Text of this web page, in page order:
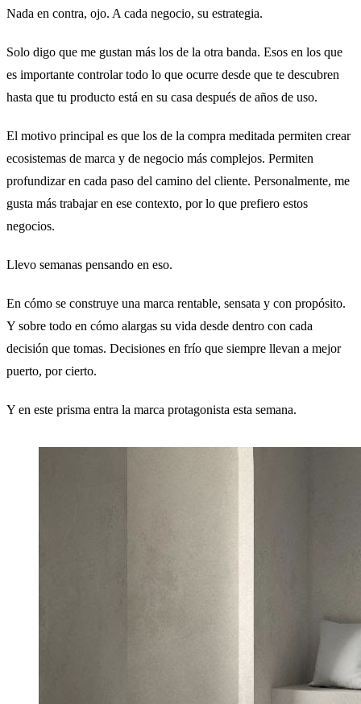
Nada en contra, ojo. A cada negocio, su estrategia.
Solo digo que me gustan más los de la otra banda. Esos en los que
es importante controlar todo lo que ocurre desde que te descubren
hasta que tu producto está en su casa después de años de uso.
El motivo principal es que los de la compra meditada permiten crear
ecosistemas de marca y de negocio más complejos. Permiten
profundizar en cada paso del camino del cliente. Personalmente, me
gusta más trabajar en ese contexto, por lo que prefiero estos
negocios.
Llevo semanas pensando en eso.
En cómo se construye una marca rentable, sensata y con propósito.
Y sobre todo en cómo alargas su vida desde dentro con cada
decisión que tomas. Decisiones en frío que siempre llevan a mejor
puerto, por cierto.
Y en este prisma entra la marca protagonista esta semana.